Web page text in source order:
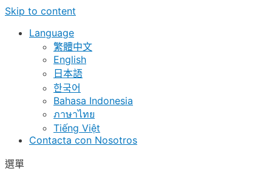
Skip to content
Language
繁體中文
English
日本語
한국어
Bahasa Indonesia
ภาษาไทย
Tiếng Việt
Contacta con Nosotros
選單